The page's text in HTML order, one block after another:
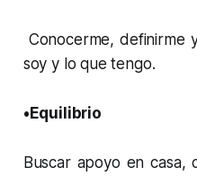
Conocerme, definirme
soy y lo que tengo.
•Equilibrio
Buscar apoyo en casa,